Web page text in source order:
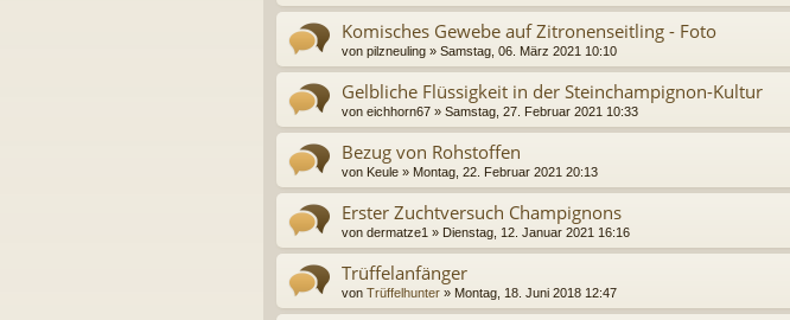
Komisches Gewebe auf Zitronenseitling - Foto
von pilzneuling » Samstag, 06. März 2021 10:10
Gelbliche Flüssigkeit in der Steinchampignon-Kultur
von eichhorn67 » Samstag, 27. Februar 2021 10:33
Bezug von Rohstoffen
von Keule » Montag, 22. Februar 2021 20:13
Erster Zuchtversuch Champignons
von dermatze1 » Dienstag, 12. Januar 2021 16:16
Trüffelanfänger
von Trüffelhunter » Montag, 18. Juni 2018 12:47